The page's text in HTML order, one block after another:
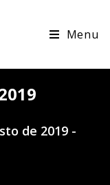
Menu
de 2019 -